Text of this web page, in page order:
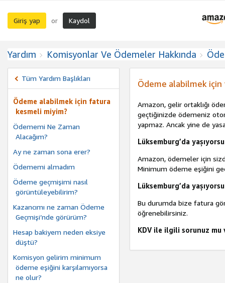
Giriş yap or Kaydol
Yardım Komisyonlar Ve Ödemeler Hakkında
Tüm Yardım Başlıkları
Ödeme alabilmek için fatura
kesmeli miyim?
Ödememi Ne Zaman
Alacağım?
Ay ne zaman sona erer?
Ödememi almadım
Ödeme geçmişimi nasıl
görüntüleyebilirim?
Kazancımı ne zaman Ödeme
Geçmişi’nde görürüm?
Hesap bakiyem neden eksiye
düştü?
Komisyon gelirim minimum
ödeme eşiğini karşılamıyorsa
ne olur?
Ödeme alabilmek
Amazon, gelir ortaklığı
geçtiğinizde ödemeniz
yapmaz. Ancak yine de
Lüksemburg’da
Amazon, ödemeler için
Minimum ödeme eşiğini
Lüksemburg’da
Bu durumda bize fatura
öğrenebilirsiniz.
KDV ile ilgili sorunuz mu